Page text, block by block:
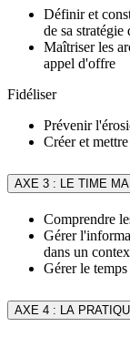
Définir et
de sa stratégie
Maîtriser les
appel d'offre
Fidéliser
Prévenir
Créer et
AXE 3 : LE TIME
Comprendre
Gérer
dans un
Gérer le
AXE 4 : LA